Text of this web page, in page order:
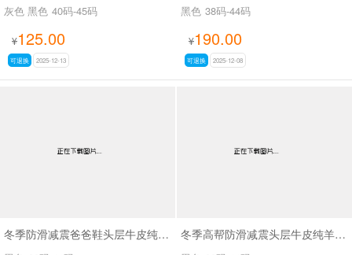
灰色 黑色 40码-45码
¥125.00
可退换 2025-12-13
黑色 38码-44码
¥190.00
可退换 2025-12-08
冬季防滑减震爸爸鞋头层牛皮纯羊毛保暖休闲皮鞋SA9058 冬季高帮防滑减震头层牛皮纯羊毛加绒保暖男式棉鞋SA5616